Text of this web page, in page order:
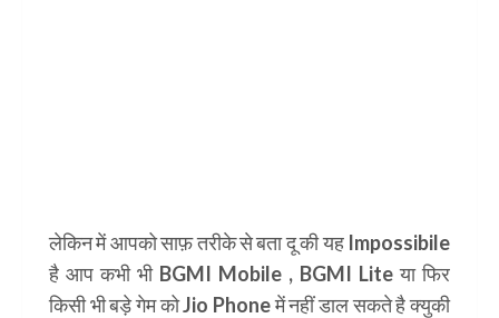
लेकिन में आपको साफ़ तरीके से बता दू की यहImpossibile
है आप कभी भी BGMI Mobile , BGMI Lite या फिर
किसी भी बड़े गेम को Jio Phone में नहीं डाल सकते है क्युकी